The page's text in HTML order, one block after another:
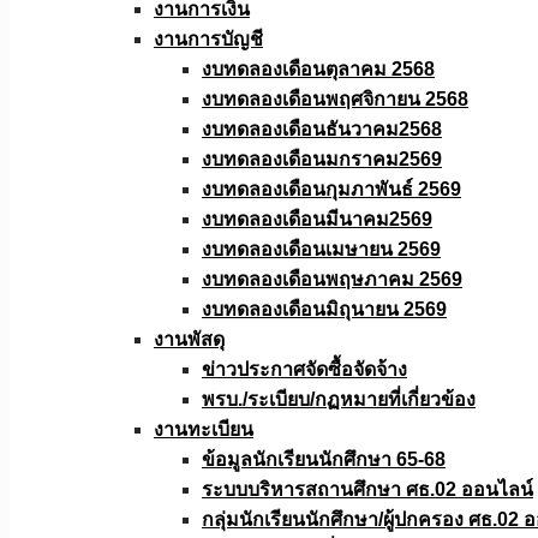
งานการเงิน
งานการบัญชี
งบทดลองเดือนตุลาคม 2568
งบทดลองเดือนพฤศจิกายน 2568
งบทดลองเดือนธันวาคม2568
งบทดลองเดือนมกราคม2569
งบทดลองเดือนกุมภาพันธ์ 2569
งบทดลองเดือนมีนาคม2569
งบทดลองเดือนเมษายน 2569
งบทดลองเดือนพฤษภาคม 2569
งบทดลองเดือนมิถุนายน 2569
งานพัสดุ
ข่าวประกาศจัดซื้อจัดจ้าง
พรบ./ระเบียบ/กฏหมายที่เกี่ยวข้อง
งานทะเบียน
ข้อมูลนักเรียนนักศึกษา 65-68
ระบบบริหารสถานศึกษา ศธ.02 ออนไลน์
กลุ่มนักเรียนนักศึกษา/ผู้ปกครอง ศธ.02